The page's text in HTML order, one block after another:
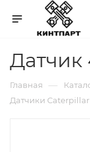
Датчик
Главная —
Датчики Caterpillar